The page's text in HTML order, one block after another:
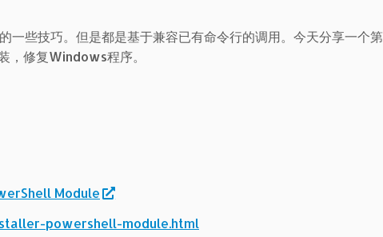
些技巧。但是都是基于兼容已有命令行的调用。今天分享一个第
，修复Windows程序。
Module
powershell-module.html